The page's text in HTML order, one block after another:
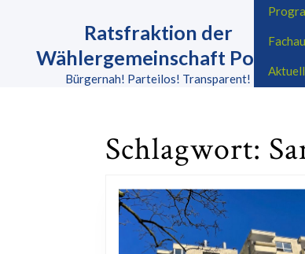
Ratsfraktion der
Wählergemeinschaft Porta
Bürgernah! Parteilos! Transparent!
Schlagwort: